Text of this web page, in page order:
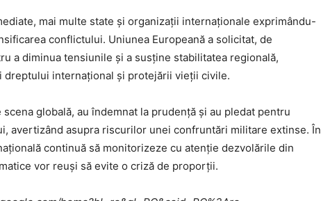
mai multe state și organizații internaționale exprimându-
conflictului. Uniunea Europeană a solicitat, de
a diminua tensiunile și a susține stabilitatea regională,
dreptului internațional și protejării vieții civile.
globală, au îndemnat la prudență și au pledat pentru
avertizând asupra riscurilor unei confruntări militare extinse. În
continuă să monitorizeze cu atenție dezvolările din
vor reuși să evite o criză de proporții.